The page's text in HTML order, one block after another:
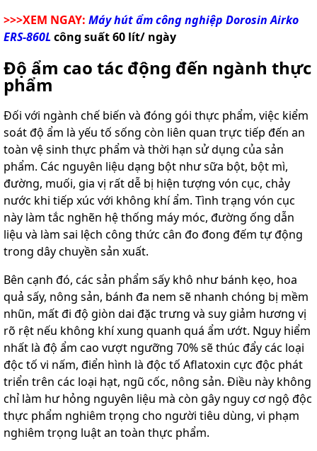
>>>XEM NGAY: Máy hút ẩm công nghiệp Dorosin Airko
ERS-860Lcông suất 60 lít/ ngày
Độ ẩm cao tác động đến ngành thực
phẩm
Đối với ngành chế biến và đóng gói thực phẩm, việc kiểm
soát độ ẩm là yếu tố sống còn liên quan trực tiếp đến an
toàn vệ sinh thực phẩm và thời hạn sử dụng của sản
phẩm. Các nguyên liệu dạng bột như sữa bột, bột mì,
đường, muối, gia vị rất dễ bị hiện tượng vón cục, chảy
nước khi tiếp xúc với không khí ẩm. Tình trạng vón cục
này làm tắc nghẽn hệ thống máy móc, đường ống dẫn
liệu và làm sai lệch công thức cân đo đong đếm tự động
trong dây chuyền sản xuất.
Bên cạnh đó, các sản phẩm sấy khô như bánh kẹo, hoa
quả sấy, nông sản, bánh đa nem sẽ nhanh chóng bị mềm
nhũn, mất đi độ giòn dai đặc trưng và suy giảm hương vị
rõ rệt nếu không khí xung quanh quá ẩm ướt. Nguy hiểm
nhất là độ ẩm cao vượt ngưỡng 70% sẽ thúc đẩy các loại
độc tố vi nấm, điển hình là độc tố Aflatoxin cực độc phát
triển trên các loại hạt, ngũ cốc, nông sản. Điều này không
chỉ làm hư hỏng nguyên liệu mà còn gây nguy cơ ngộ độc
thực phẩm nghiêm trọng cho người tiêu dùng, vi phạm
nghiêm trọng luật an toàn thực phẩm.